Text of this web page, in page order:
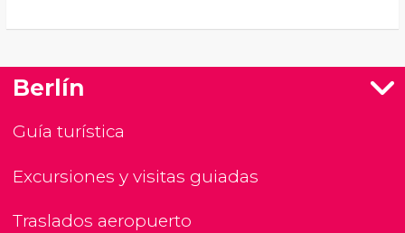
Berlín
Guía turística
Excursiones y visitas guiadas
Traslados aeropuerto